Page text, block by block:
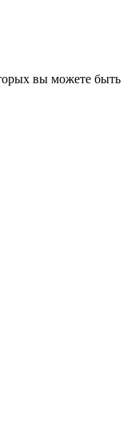
вы можете быть